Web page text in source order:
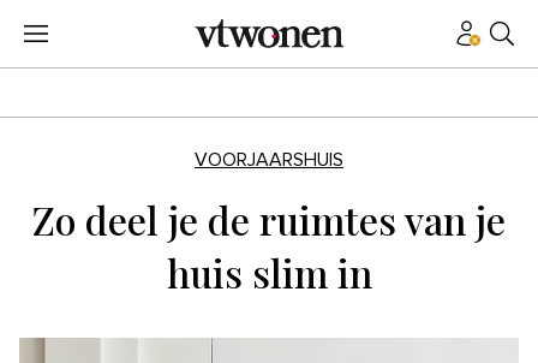
VOORJAARSHUIS
Zo deel je de ruimtes van je
huis slim in